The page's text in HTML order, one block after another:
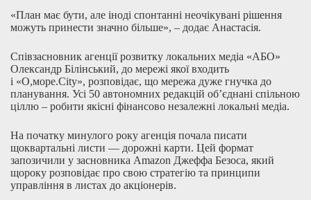
«План має бути, але іноді спонтанні неочікувані рішення
можуть принести значно більше», – додає Анастасія.
Співзасновник агенції розвитку локальних медіа «АБО»
Олександр Білінський, до мережі якої входить
і «О,море.City», розповідає, що мережа дуже гнучка до
планування. Усі 50 автономних редакцій об’єднані спільною
ціллю – робити якісні фінансово незалежні локальні медіа.
На початку минулого року агенція почала писати
щоквартальні листи — дорожні карти. Цей формат
запозичили у засновника Amazon Джеффа Безоса, який
щороку розповідає про свою стратегію та принципи
управління в листах до акціонерів.